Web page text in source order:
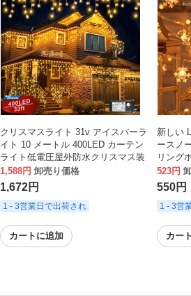
クリスマスライト 31v アイスバーラ
イト 10 メートル 400LED カーテン
ライト低電圧屋外防水クリスマス装
飾ライト雰囲気
1,588円 卸売り価格
1,672円
1 - 3営業日で出荷され
カートに追加
新しい
ースノ
リング
クリス
523円
550円
1 - 3営
カー